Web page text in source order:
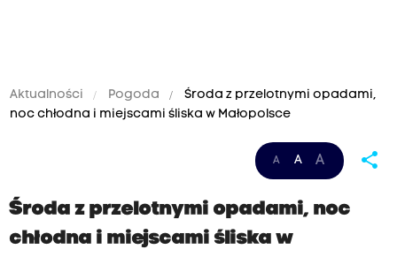
Aktualności Pogoda
Środa z przelotnymi opadami,
noc chłodna i miejscami śliska w Małopolsce
A A A share
Środa z przelotnymi opadami, noc
chłodna i miejscami śliska w